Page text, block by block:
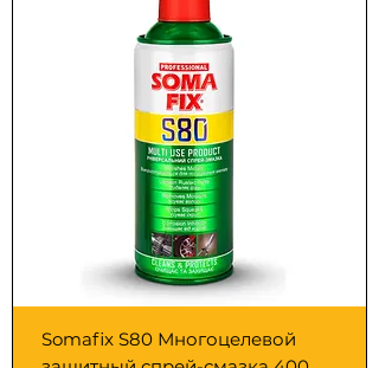
Somafix S80 Многоцелевой